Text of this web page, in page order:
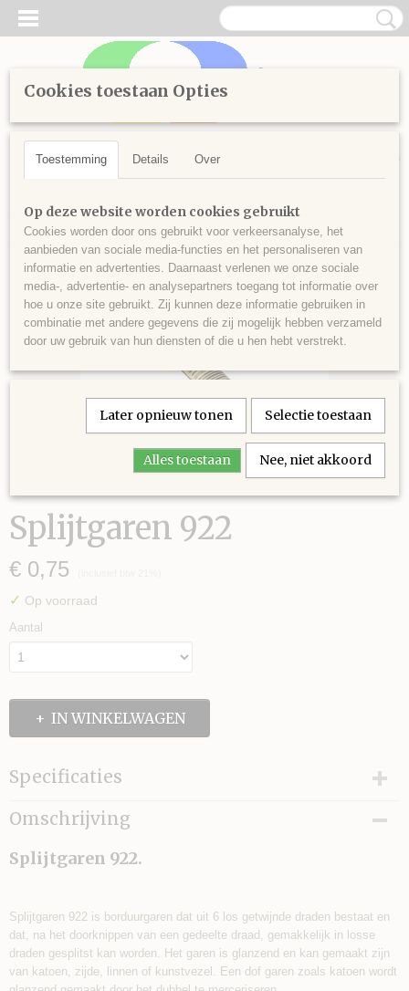
Inloggen Registreren
UW WINKELWAGEN
Home >Handwerken>Borduren>Splijtgaren>
900>Splijtgaren 922
Splijtgaren 922
€ 0,75
✓ Op voorraad
Aantal
IN WINKELWAGEN
Specificaties
Bruto gewicht
3,00 g
Omschrijving
Splijtgaren 922.
Splijtgaren 922 is borduurgaren dat uit 6 los getwijnde draden bestaat en
dat, na het doorknippen van een gedeelte draad, gemakkelijk in losse
draden gesplitst kan worden. Het garen is glanzend en kan gemaakt zijn
van katoen, zijde, linnen of kunstvezel. Een dof garen zoals katoen wordt
Cookies toestaan Opties
Toestemming Details Over
Op deze website worden cookies gebruikt
Cookies worden door ons gebruikt voor verkeersanalyse, het
aanbieden van sociale media-functies en het personaliseren van
informatie en advertenties. Daarnaast verlenen we onze sociale
media-, advertentie- en analysepartners toegang tot informatie over
hoe u onze site gebruikt. Zij kunnen deze informatie gebruiken in
combinatie met andere gegevens die zij mogelijk hebben verzameld
door uw gebruik van hun diensten of die u hen hebt verstrekt.
Later opnieuw tonen Selectie toestaan
Alles toestaan Nee, niet akkoord